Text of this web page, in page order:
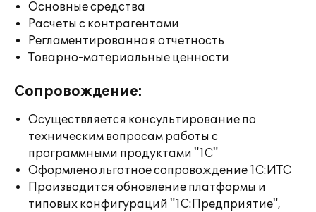
Основные средства
Расчеты с контрагентами
Регламентированная отчетность
Товарно-материальные ценности
Сопровождение:
Осуществляется консультирование по
техническим вопросам работы с
программными продуктами "1С"
Оформлено льготное сопровождение 1С:ИТС
Производится обновление платформы и
типовых конфигураций "1С:Предприятие",